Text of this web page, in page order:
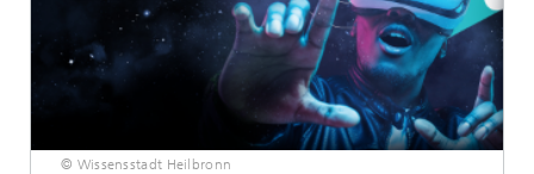
© Wissensstadt Heilbronn